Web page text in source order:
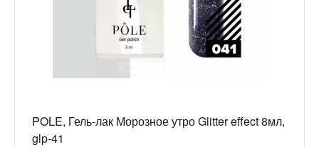
POLE, Гель-лак Морозное утро Glitter effect 8мл,
glp-41